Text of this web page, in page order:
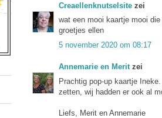
Creaellenknutselsite zei
wat een mooi kaartje mooi
groetjes ellen
5 november 2020 om 08:17
Annemarie en Merit zei
Prachtig pop-up kaartje
zetten, wij hadden er ook al
Liefs, Merit en Annemarie